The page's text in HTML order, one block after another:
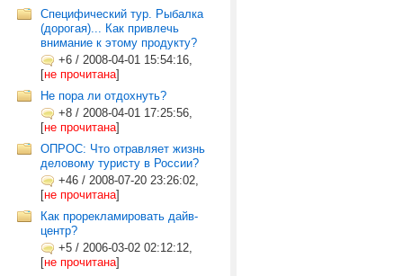
Специфический тур. Рыбалка
(дорогая)... Как привлечь
внимание к этому продукту?
+6 / 2008-04-01 15:54:16,
[не прочитана]
Не пора ли отдохнуть?
+8 / 2008-04-01 17:25:56,
[не прочитана]
ОПРОС: Что отравляет жизнь
деловому туристу в России?
+46 / 2008-07-20 23:26:02,
[не прочитана]
Как прорекламировать дайв-
центр?
+5 / 2006-03-02 02:12:12,
[не прочитана]